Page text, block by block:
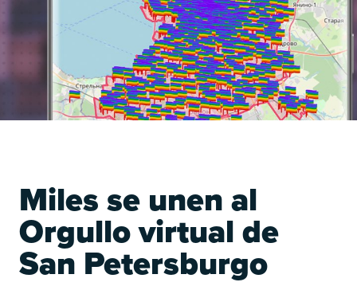
Miles se unen al
Orgullo virtual de
San Petersburgo